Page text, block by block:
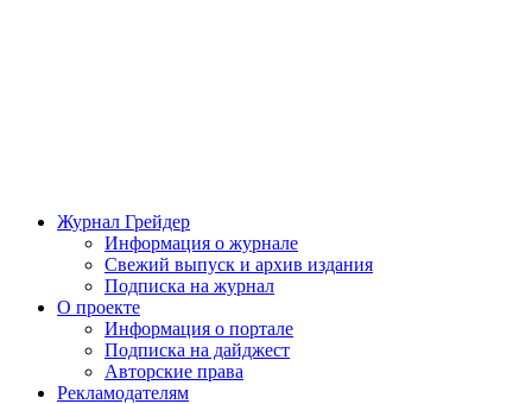
Журнал Грейдер
Информация о журнале
Свежий выпуск и архив издания
Подписка на журнал
О проекте
Информация о портале
Подписка на дайджест
Авторские права
Рекламодателям